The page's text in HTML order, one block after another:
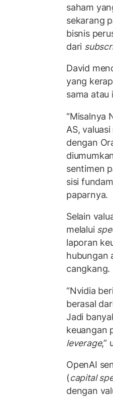
saham
sekarang
bisnis
dari
David
yang
sama atau
“Misalnya
AS,
dengan
sentimen
sisi
paparnya.
Selain
melalui
laporan
hubungan
cangkang.
“Nvidia
berasal
Jadi
keuangan
leverage,”
OpenAI
(capital
dengan